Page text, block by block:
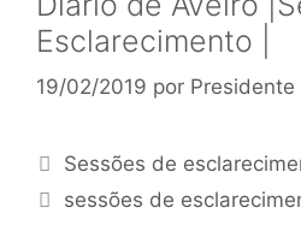
Esclarecimento |
19/02/2019 por Presidente
Sessões de
sessões de